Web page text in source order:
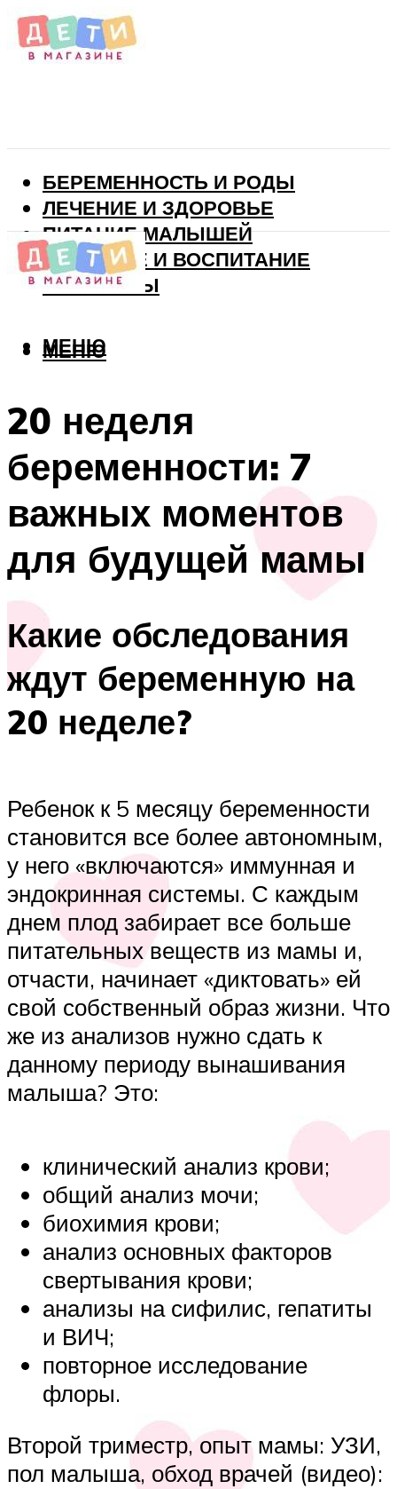
БЕРЕМЕННОСТЬ И РОДЫ
ЛЕЧЕНИЕ И ЗДОРОВЬЕ
ПИТАНИЕ МАЛЫШЕЙ
РАЗВИТИЕ И ВОСПИТАНИЕ
ВИТАМИНЫ
МЕНЮ
МЕНЮ
20 неделя
беременности: 7
важных моментов
для будущей мамы
Какие обследования
ждут беременную на
20 неделе?
Ребенок к 5 месяцу беременности
становится все более автономным,
у него «включаются» иммунная и
эндокринная системы. С каждым
днем плод забирает все больше
питательных веществ из мамы и,
отчасти, начинает «диктовать» ей
свой собственный образ жизни. Что
же из анализов нужно сдать к
данному периоду вынашивания
малыша? Это:
клинический анализ крови;
общий анализ мочи;
биохимия крови;
анализ основных факторов
свертывания крови;
анализы на сифилис, гепатиты
и ВИЧ;
повторное исследование
флоры.
Второй триместр, опыт мамы: УЗИ,
пол малыша, обход врачей (видео):